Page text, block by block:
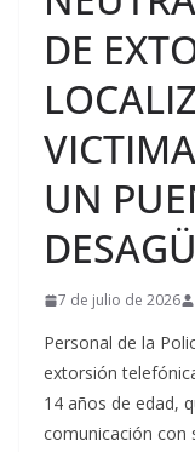
DE
UN
7 de julio de 2026
Personal de la
extorsión
14 años de edad,
comunicación con